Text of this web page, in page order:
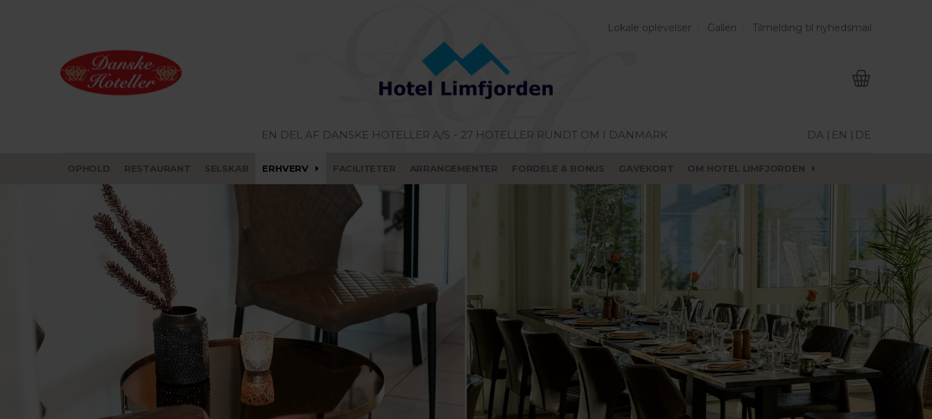
Lokale oplevelser Galleri Tilmelding til nyhedsmail
EN DEL AF DANSKE HOTELLER A/S - 27 HOTELLER RUNDT OM I DANMARK DA | EN | DE
OPHOLD RESTAURANT SELSKAB ERHVERV FACILITETER ARRANGEMENTER FORDELE & BONUS GAVEKORT OM HOTEL LIMFJORDEN